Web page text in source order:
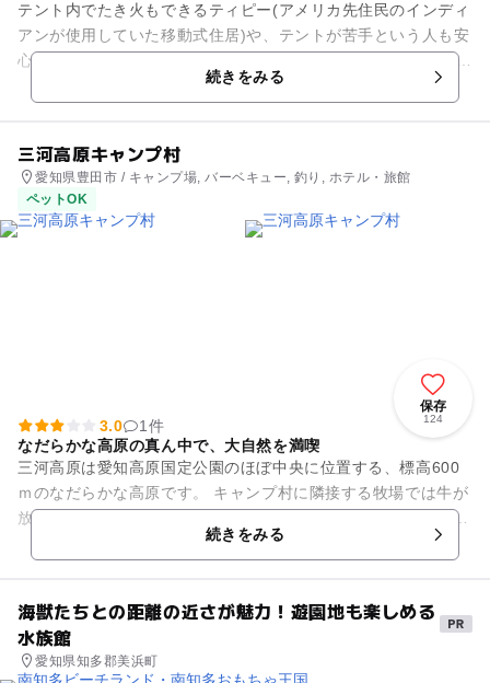
テント内でたき火もできるティピー(アメリカ先住民のインディ
アンが使用していた移動式住居)や、テントが苦手という人も安
心の和室(寝具の提供なし。300円のレンタルシュラフあり)等も
続きをみる
三河高原キャンプ村
愛知県豊田市 / キャンプ場, バーベキュー, 釣り, ホテル・旅館
ペットOK
保存
124
3.0
1件
なだらかな高原の真ん中で、大自然を満喫
三河高原は愛知高原国定公園のほぼ中央に位置する、標高600
ｍのなだらかな高原です。 キャンプ村に隣接する牧場では牛が
放牧されており、ヤギ、ウサギ等の小動物にも会えます。 そん
続きをみる
海獣たちとの距離の近さが魅力！遊園地も楽しめる
水族館
愛知県知多郡美浜町